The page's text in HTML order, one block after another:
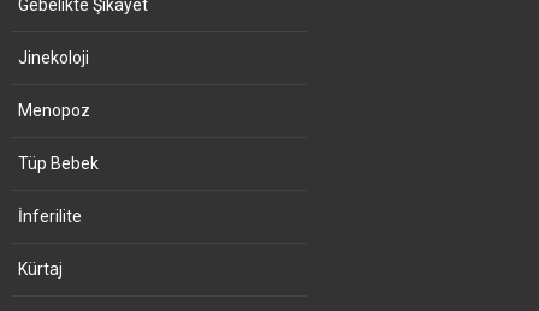
Gebelikte Şikayet
Jinekoloji
Menopoz
Tüp Bebek
İnferilite
Kürtaj